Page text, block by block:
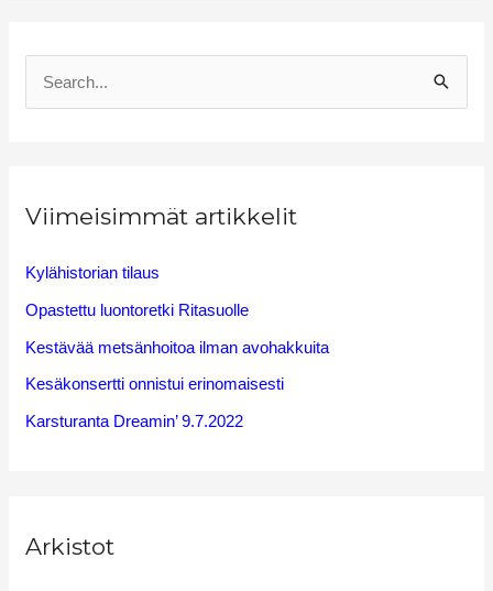
c
o
r
:
Viimeisimmät artikkelit
Kylähistorian tilaus
Opastettu luontoretki Ritasuolle
Kestävää metsänhoitoa ilman avohakkuita
Kesäkonsertti onnistui erinomaisesti
Karsturanta Dreamin’ 9.7.2022
Arkistot